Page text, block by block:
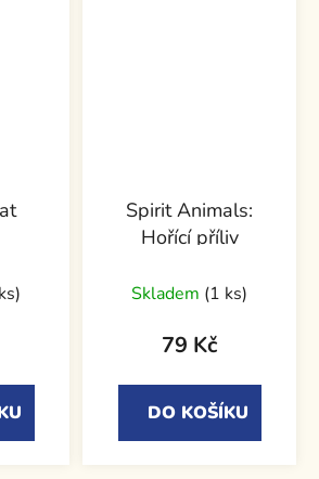
Spirit Animals:
Hořící příliv
Skladem (1 ks)
79 Kč
DO KOŠÍKU